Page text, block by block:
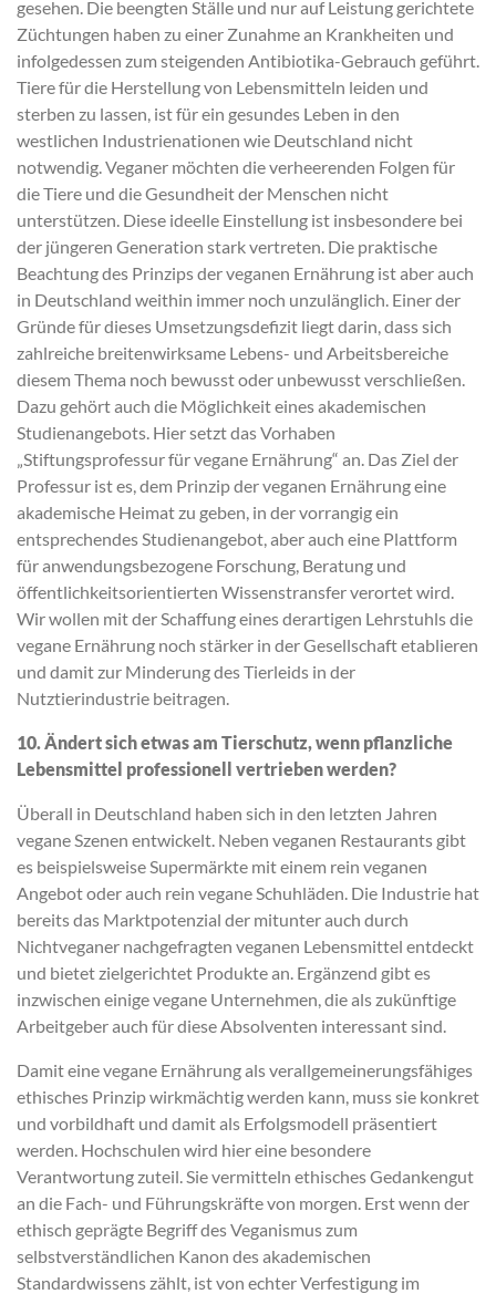
gesehen. Die beengten Ställe und nur auf Leistung gerichtete
Züchtungen haben zu einer Zunahme an Krankheiten und
infolgedessen zum steigenden Antibiotika-Gebrauch geführt.
Tiere für die Herstellung von Lebensmitteln leiden und
sterben zu lassen, ist für ein gesundes Leben in den
westlichen Industrienationen wie Deutschland nicht
notwendig. Veganer möchten die verheerenden Folgen für
die Tiere und die Gesundheit der Menschen nicht
unterstützen. Diese ideelle Einstellung ist insbesondere bei
der jüngeren Generation stark vertreten. Die praktische
Beachtung des Prinzips der veganen Ernährung ist aber auch
in Deutschland weithin immer noch unzulänglich. Einer der
Gründe für dieses Umsetzungsdefizit liegt darin, dass sich
zahlreiche breitenwirksame Lebens- und Arbeitsbereiche
diesem Thema noch bewusst oder unbewusst verschließen.
Dazu gehört auch die Möglichkeit eines akademischen
Studienangebots. Hier setzt das Vorhaben
„Stiftungsprofessur für vegane Ernährung“ an. Das Ziel der
Professur ist es, dem Prinzip der veganen Ernährung eine
akademische Heimat zu geben, in der vorrangig ein
entsprechendes Studienangebot, aber auch eine Plattform
für anwendungsbezogene Forschung, Beratung und
öffentlichkeitsorientierten Wissenstransfer verortet wird.
Wir wollen mit der Schaffung eines derartigen Lehrstuhls die
vegane Ernährung noch stärker in der Gesellschaft etablieren
und damit zur Minderung des Tierleids in der
Nutztierindustrie beitragen.
10. Ändert sich etwas am Tierschutz, wenn pflanzliche
Lebensmittel professionell vertrieben werden?
Überall in Deutschland haben sich in den letzten Jahren
vegane Szenen entwickelt. Neben veganen Restaurants gibt
es beispielsweise Supermärkte mit einem rein veganen
Angebot oder auch rein vegane Schuhläden. Die Industrie hat
bereits das Marktpotenzial der mitunter auch durch
Nichtveganer nachgefragten veganen Lebensmittel entdeckt
und bietet zielgerichtet Produkte an. Ergänzend gibt es
inzwischen einige vegane Unternehmen, die als zukünftige
Arbeitgeber auch für diese Absolventen interessant sind.
Damit eine vegane Ernährung als verallgemeinerungsfähiges
ethisches Prinzip wirkmächtig werden kann, muss sie konkret
und vorbildhaft und damit als Erfolgsmodell präsentiert
werden. Hochschulen wird hier eine besondere
Verantwortung zuteil. Sie vermitteln ethisches Gedankengut
an die Fach- und Führungskräfte von morgen. Erst wenn der
ethisch geprägte Begriff des Veganismus zum
selbstverständlichen Kanon des akademischen
Standardwissens zählt, ist von echter Verfestigung im